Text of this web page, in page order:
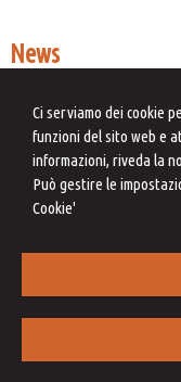
Ci serviamo dei cookie
funzioni del sito web e
informazioni, riveda la
Può gestire le
Cookie'
News
Correzione errori contabili:
06/08/2026
Adesione al CPB per il
revisione delle cause di
Studio Laura Giammatteo